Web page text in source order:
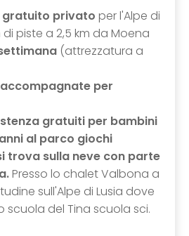
gratuito privato per l'Alpe di
di piste a 2,5 km da Moena
(attrezzatura a
per
gratuiti per bambini
al parco giochi
trova sulla neve con parte
Presso lo chalet Valbona a
sull'Alpe di Lusia dove
scuola del Tina scuola sci.